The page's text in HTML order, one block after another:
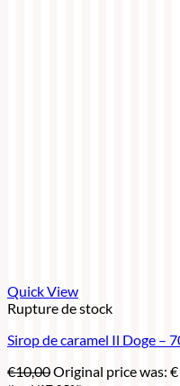
Quick View
Rupture de stock
Sirop de caramel Il Doge –
€10,00Original price was: